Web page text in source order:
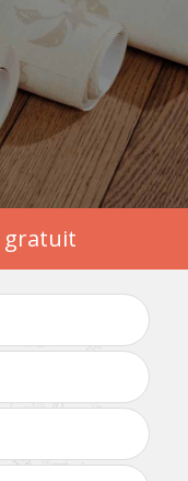
gratuit